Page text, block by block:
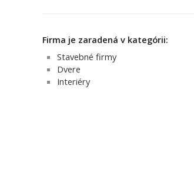
Firma je zaradená v kategórii:
Stavebné firmy
Dvere
Interiéry